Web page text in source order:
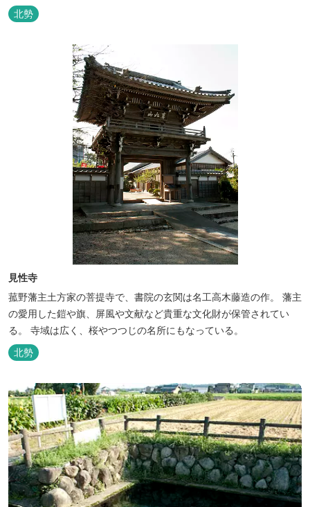
ます。
北勢
見性寺
菰野藩主土方家の菩提寺で、書院の玄関は名工高木藤造の作。 藩主
の愛用した鎧や旗、屏風や文献など貴重な文化財が保管されてい
る。 寺域は広く、桜やつつじの名所にもなっている。
北勢